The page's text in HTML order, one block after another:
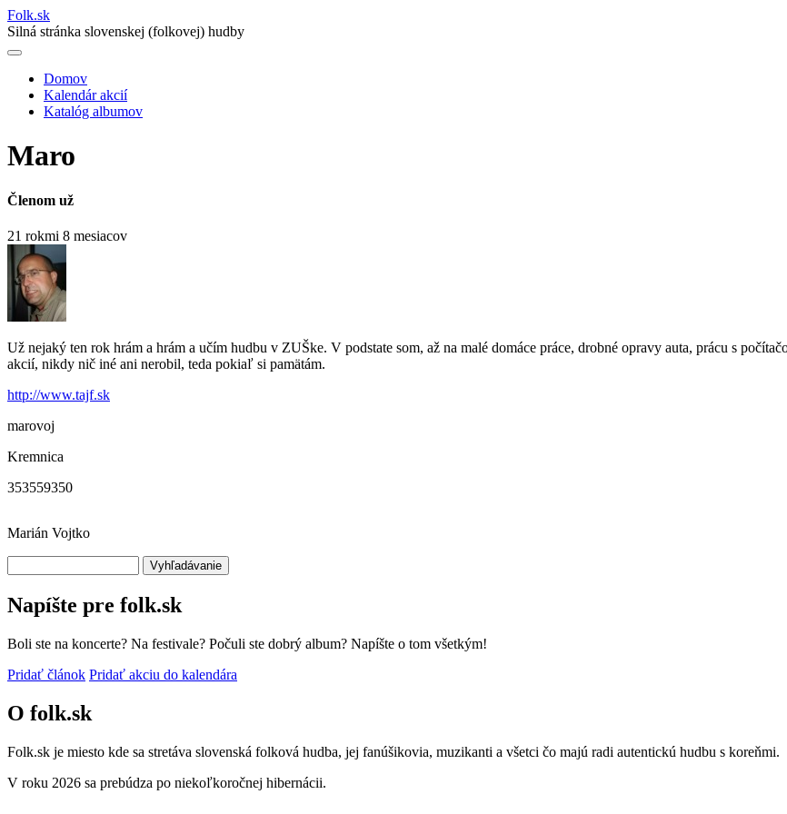
Folk.sk
Silná stránka slovenskej (folkovej) hudby
Main
navigation
Domov
Kalendár akcií
Katalóg albumov
Maro
Členom už
21 rokmi 8 mesiacov
Už nejaký ten rok hrám a hrám a učím hudbu v ZUŠke. V podstate som, až na malé domáce práce, drobné opravy auta, prácu s
akcií, nikdy nič iné ani nerobil, teda pokiaľ si pamätám.
http://www.tajf.sk
marovoj
Kremnica
353559350
Marián Vojtko
Napíšte pre folk.sk
Boli ste na koncerte? Na festivale? Počuli ste dobrý album? Napíšte o tom všetkým!
Pridať článok Pridať akciu do kalendára
O folk.sk
Folk.sk je miesto kde sa stretáva slovenská folková hudba, jej fanúšikovia, muzikanti a všetci čo majú radi autentickú hudbu s koreňmi.
V roku 2026 sa prebúdza po niekoľkoročnej hibernácii.